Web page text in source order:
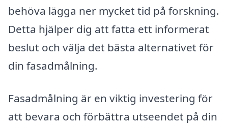
behöva lägga ner mycket tid på forskning.
Detta hjälper dig att fatta ett informerat
beslut och välja det bästa alternativet för
din fasadmålning.
Fasadmålning är en viktig investering för
att bevara och förbättra utseendet på din